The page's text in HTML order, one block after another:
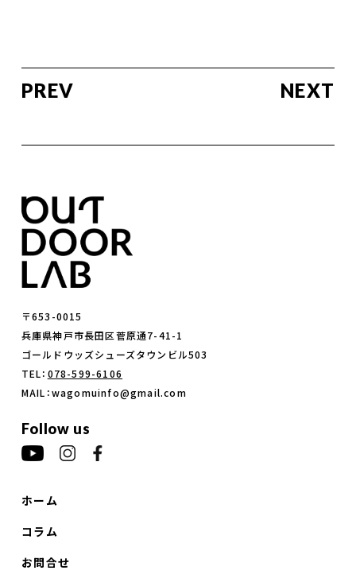
PREV NEXT
〒653-0015
兵庫県神戸市長田区菅原通7-41-1
ゴールドウッズシューズタウンビル503
TEL： 078-599-6106
MAIL：wagomuinfo@gmail.com
Follow us
ホーム
コラム
お問合せ